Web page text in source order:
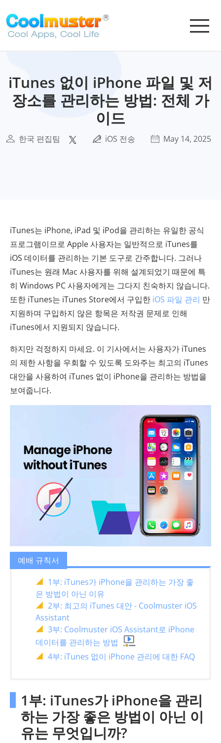
iTunes 없이 iPhone 파일 및 저
장소를 관리하는 방법: 전체 가
이드
한국 편집팀 iOS 전송 May 14, 2025
iTunes는 iPhone, iPad 및 iPod을 관리하는 유일한 공식
프로그램이므로 Apple 사용자는 일반적으로 iTunes를
iOS 데이터를 관리하는 기본 도구로 간주합니다. 그러나
iTunes는 원래 Mac 사용자를 위해 설계되었기 때문에 특
히 Windows PC 사용자에게는 그다지 친숙하지 않습니다.
또한 iTunes는 iTunes Store에서 구입한 iOS 파일 관리 만
지원하며 구입하지 않은 항목은 저작권 문제로 인해
iTunes에서 지원되지 않습니다.
하지만 걱정하지 마세요. 이 기사에서는 사용자가 iTunes
의 제한 사항을 우회할 수 있도록 도와주는 최고의 iTunes
대안을 사용하여 iTunes 없이 iPhone을 관리하는 방법을
보여줍니다.
예배 규칙서
1부: iTunes가 iPhone을 관리하는 가장 좋
은 방법이 아닌 이유
2부: 최고의 iTunes 대안 - Coolmuster iOS
Assistant
3부: Coolmuster iOS Assistant로 iPhone
데이터를 관리하는 방법
4부: iTunes 없이 iPhone 관리에 대한 FAQ
1부: iTunes가 iPhone을 관리
하는 가장 좋은 방법이 아닌 이
유는 무엇입니까?